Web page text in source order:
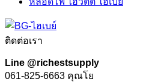
ติดต่อเรา
Line @richestsupply
061-825-6663 คุณโย